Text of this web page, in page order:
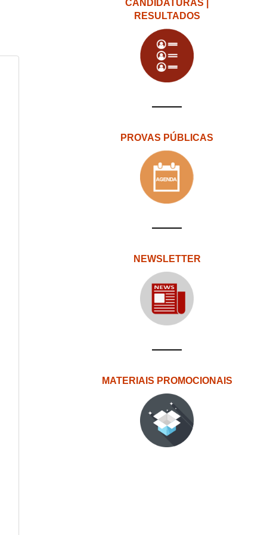
CANDIDATURAS |
RESULTADOS
PROVAS PÚBLICAS
NEWSLETTER
MATERIAIS PROMOCIONAIS